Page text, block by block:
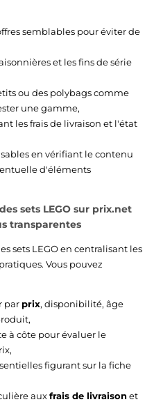
semblables pour éviter de
et les fins de série
ou des polybags comme
une gamme,
les frais de livraison et l'état
en vérifiant le contenu
d'éléments
sets LEGO sur prix.net
transparentes
sets LEGO en centralisant les
Vous pouvez
par prix, disponibilité, âge
à côte pour évaluer le
figurant sur la fiche
auxfrais de livraisonet